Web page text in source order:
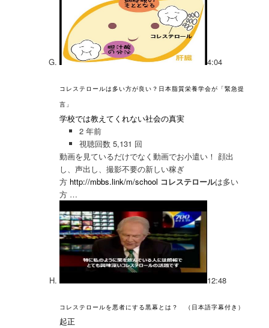
4:04
コレステロールは多い方が良い？日本脂質栄養学会が「緊急提
言」
学校では教えてくれない社会の真実
2 年前
視聴回数 5,131 回
動画を見ているだけでなく動画でお小遣い！ 顔出
し、声出し、撮影不要の新しい稼ぎ
方 http://mbbs.link/m/school コレステロールは多い
方 …
12:48
コレステロールを悪者にする黒幕とは？ （日本語字幕付き）
起正